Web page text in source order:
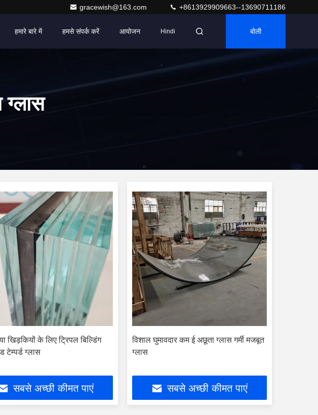
gracewish@163.com +8613929909663--13690711186
हमारे बारे में हमसे संपर्क करें आयोजन Hindi बोली
खिड़कियों के लिए ट्रिपल बिल्डिंग
टेम्पर्ड ग्लास
सबसे अच्छी कीमत पाएं
विशाल घुमावदार कम ई अछूता ग्लास गर्मी मजबूत
ग्लास
सबसे अच्छी कीमत पाएं